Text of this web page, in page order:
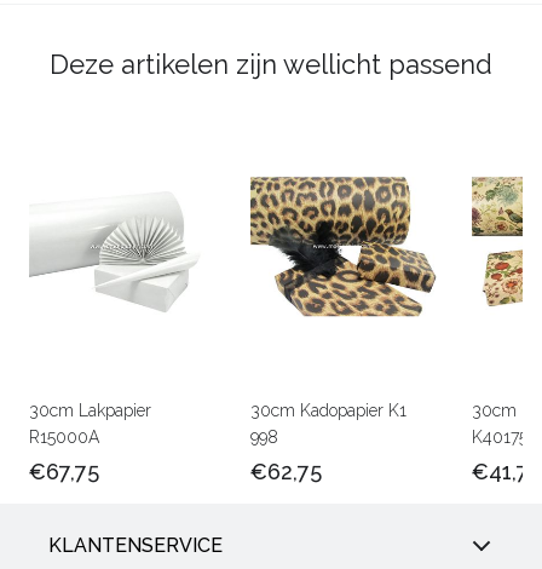
Deze artikelen zijn wellicht passend
30cm Lakpapier
R15000A
€67,75
30cm Kadopapier K1
998
€62,75
30cm
€41,75
KLANTENSERVICE